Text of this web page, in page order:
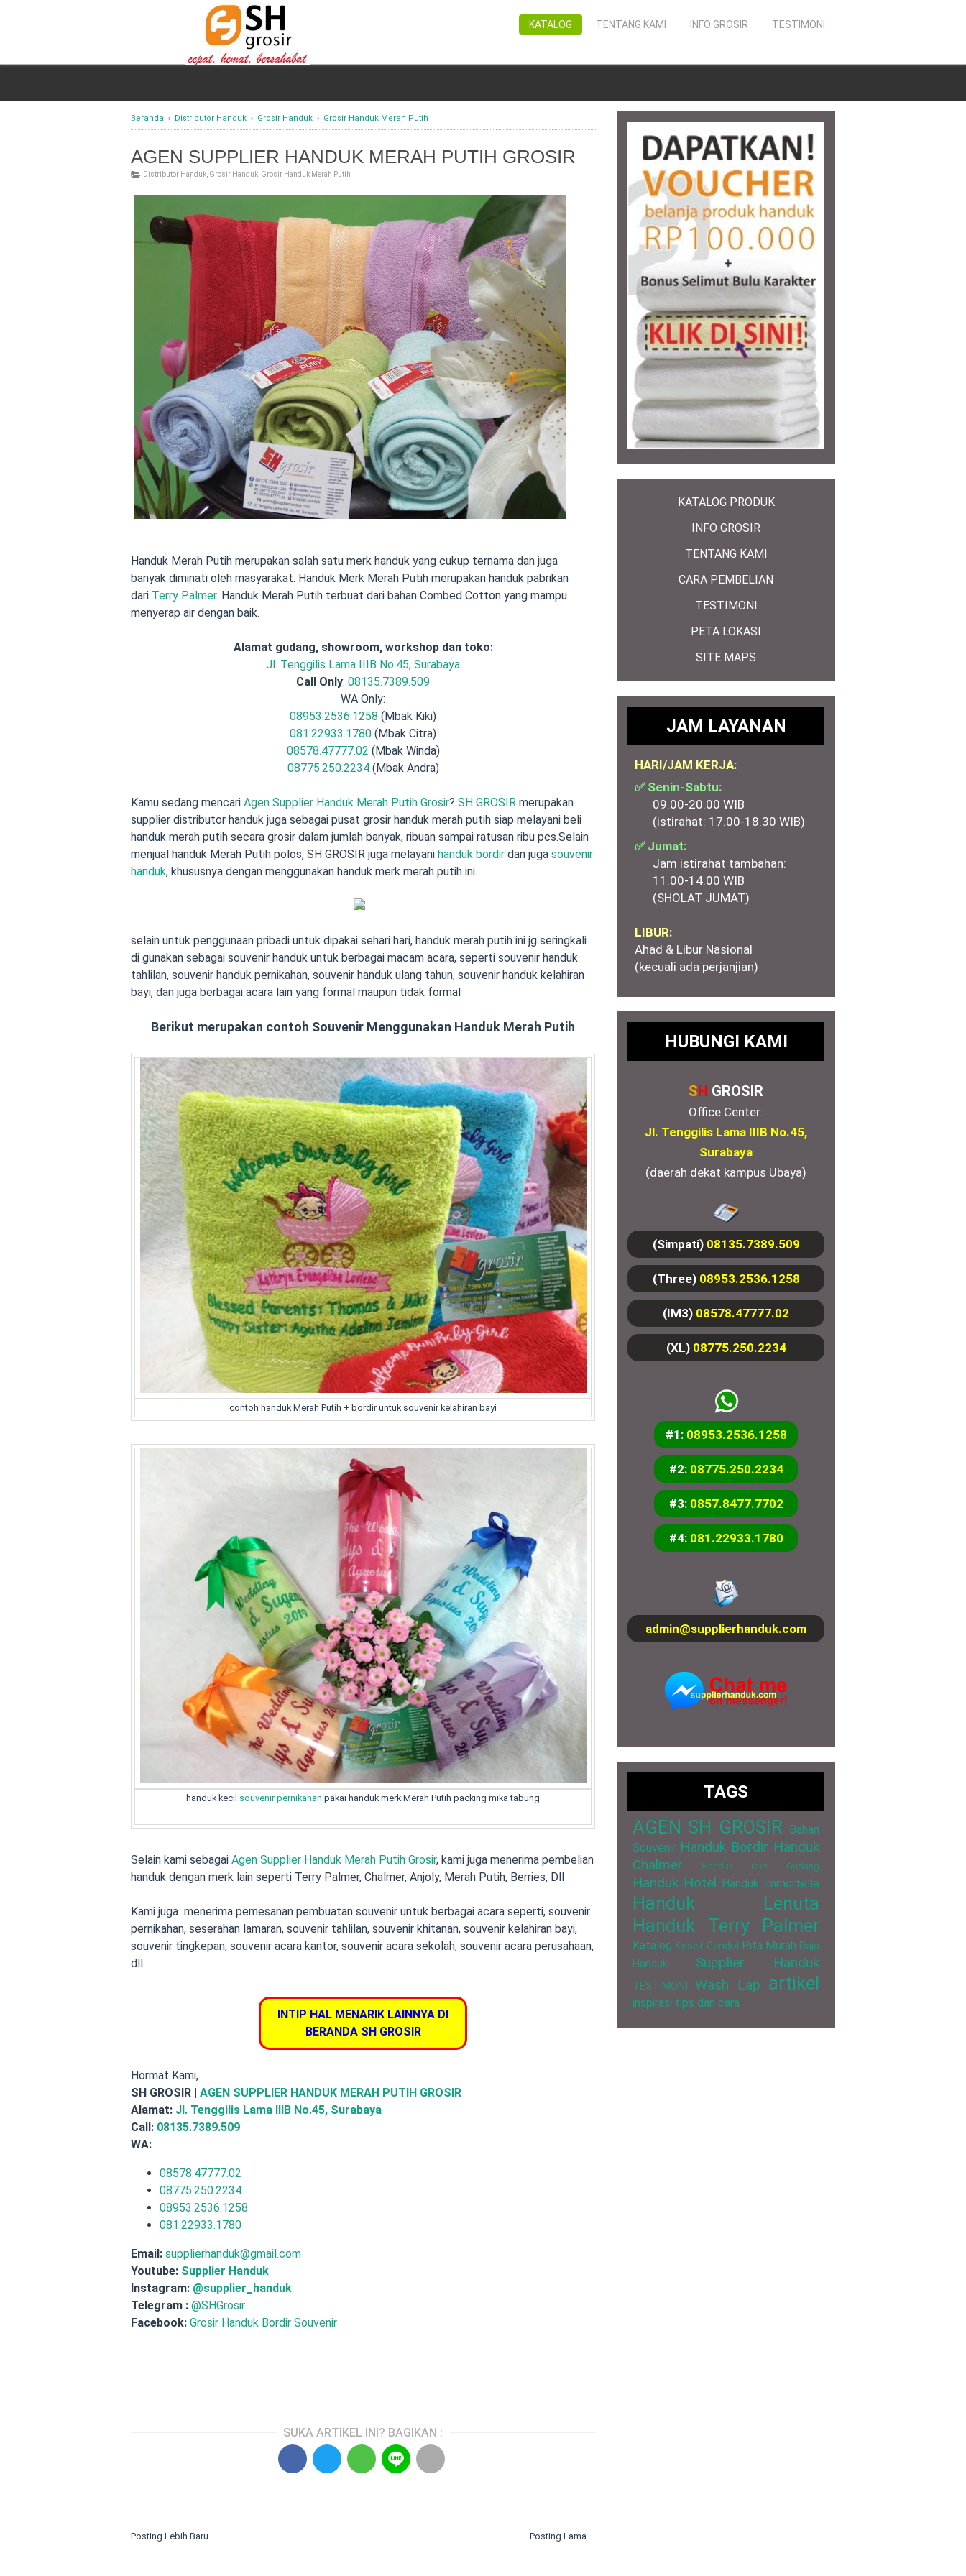
TESTIMONI
INFO GROSIR
TENTANG KAMI
KATALOG
Beranda › Distributor Handuk › Grosir Handuk › Grosir Handuk Merah Putih
AGEN SUPPLIER HANDUK MERAH PUTIH GROSIR
Distributor Handuk Grosir Handuk Grosir Handuk Merah Putih
Handuk Merah Putih merupakan salah satu merk handuk yang cukup ternama dan juga
banyak diminati oleh masyarakat. Handuk Merk Merah Putih merupakan handuk pabrikan
dari Terry Palmer. Handuk Merah Putih terbuat dari bahan Combed Cotton yang mampu
menyerap air dengan baik.
Alamat gudang, showroom, workshop dan toko:
Jl. Tenggilis Lama IIIB No.45, Surabaya
Call Only:08135.7389.509
WA Only:
08953.2536.1258 (Mbak Kiki)
081.22933.1780 (Mbak Citra)
08578.47777.02 (Mbak Winda)
08775.250.2234(Mbak Andra)
Kamu sedang mencari Agen Supplier Handuk Merah Putih Grosir? SH GROSIR merupakan
supplier distributor handuk juga sebagai pusat grosir handuk merah putih siap melayani beli
handuk merah putih secara grosir dalam jumlah banyak, ribuan sampai ratusan ribu pcs.Selain
menjual handuk Merah Putih polos, SH GROSIR juga melayani handuk bordir dan juga souvenir
handuk, khususnya dengan menggunakan handuk merk merah putih ini.
selain untuk penggunaan pribadi untuk dipakai sehari hari, handuk merah putih ini jg seringkali
di gunakan sebagai souvenir handuk untuk berbagai macam acara, seperti souvenir handuk
tahlilan, souvenir handuk pernikahan, souvenir handuk ulang tahun, souvenir handuk kelahiran
bayi, dan juga berbagai acara lain yang formal maupun tidak formal
Berikut merupakan contoh Souvenir Menggunakan Handuk Merah Putih
contoh handuk Merah Putih + bordir untuk souvenir kelahiran bayi
handuk kecil souvenir pernikahan pakai handuk merk Merah Putih packing mika tabung
Selain kami sebagai Agen Supplier Handuk Merah Putih Grosir, kami juga menerima pembelian
handuk dengan merk lain seperti Terry Palmer, Chalmer, Anjoly, Merah Putih, Berries, Dll
Kami juga menerima pemesanan pembuatan souvenir untuk berbagai acara seperti, souvenir
pernikahan, seserahan lamaran, souvenir tahlilan, souvenir khitanan, souvenir kelahiran bayi,
souvenir tingkepan, souvenir acara kantor, souvenir acara sekolah, souvenir acara perusahaan,
dll
INTIP HAL MENARIK LAINNYA DI
BERANDA SH GROSIR
Hormat Kami,
SH GROSIR | AGEN SUPPLIER HANDUK MERAH PUTIH GROSIR
Alamat: Jl. Tenggilis Lama IIIB No.45, Surabaya
Call: 08135.7389.509
WA:
08578.47777.02
08775.250.2234
08953.2536.1258
081.22933.1780
Email: supplierhanduk@gmail.com
Youtube: Supplier Handuk
Instagram: @supplier_handuk
Telegram : @SHGrosir
Facebook: Grosir Handuk Bordir Souvenir
SUKA ARTIKEL INI? BAGIKAN :
Posting Lebih Baru Posting Lama
KATALOG PRODUK
INFO GROSIR
TENTANG KAMI
CARA PEMBELIAN
TESTIMONI
PETA LOKASI
SITE MAPS
JAM LAYANAN
HARI/JAM KERJA:
✅ Senin-Sabtu:
09.00-20.00 WIB
(istirahat: 17.00-18.30 WIB)
✅ Jumat:
Jam istirahat tambahan:
11.00-14.00 WIB
(SHOLAT JUMAT)
LIBUR:
Ahad & Libur Nasional
(kecuali ada perjanjian)
HUBUNGI KAMI
SH GROSIR
Office Center:
Jl. Tenggilis Lama IIIB No.45,
Surabaya
(daerah dekat kampus Ubaya)
(Simpati) 08135.7389.509
(Three) 08953.2536.1258
(IM3) 08578.47777.02
(XL) 08775.250.2234
#1: 08953.2536.1258
#2: 08775.250.2234
#3: 0857.8477.7702
#4: 081.22933.1780
admin@supplierhanduk.com
TAGS
AGEN SH GROSIR Bahan
Souvenir Handuk Bordir Handuk
Chalmer
Handuk Cuci Gudang
Handuk Hotel Handuk Immortelle
Handuk Lenuta
Handuk Terry Palmer
Katalog Keset Cendol Pita Murah Raja
Handuk
Supplier Handuk
TESTIMONI Wash Lap artikel
inspirasi tips dan cara